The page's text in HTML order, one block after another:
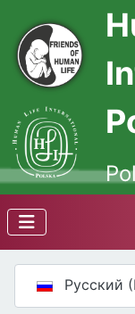
Русский